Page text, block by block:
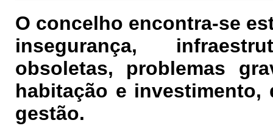
O concelho encontra-se
insegurança,
obsoletas, problemas
habitação e
gestão.